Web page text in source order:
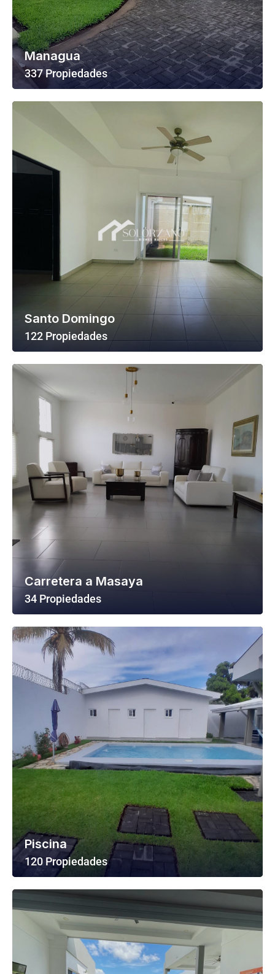
Managua
337 Propiedades
Ver Todas Las Propiedades
Santo Domingo
122 Propiedades
Ver Todas Las Propiedades
Carretera a Masaya
34 Propiedades
Ver Todas Las Propiedades
Piscina
120 Propiedades
Ver Todas Las Propiedades